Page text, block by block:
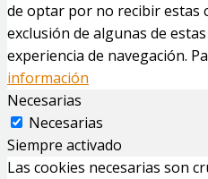
de optar por no recibir estas
exclusión de algunas de
experiencia de navegación.
información
Necesarias
Necesarias
Siempre activado
Las cookies necesarias son